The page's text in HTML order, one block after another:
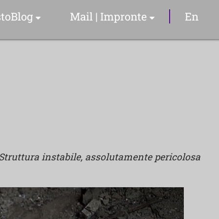
Articoli & Info
Mail | Impronte En
instabile, assolutamente pericolosa